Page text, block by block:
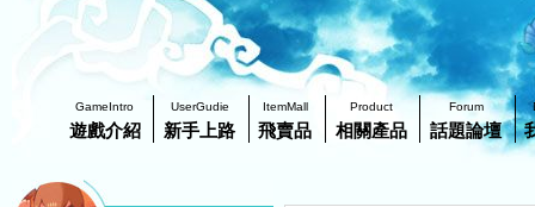
GameIntro
遊戲介紹
UserGudie
新手上路
ItemMall
飛賣品
Product
相關產品
Forum
話題論壇